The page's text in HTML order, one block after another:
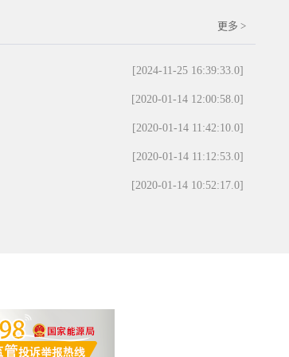
更多 >
[2024-11-25 16:39:33.0]
[2020-01-14 12:00:58.0]
[2020-01-14 11:42:10.0]
[2020-01-14 11:12:53.0]
[2020-01-14 10:52:17.0]